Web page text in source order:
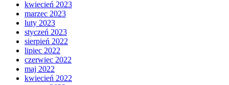
kwiecień 2023
marzec 2023
luty 2023
styczeń 2023
sierpień 2022
lipiec 2022
czerwiec 2022
maj 2022
kwiecień 2022